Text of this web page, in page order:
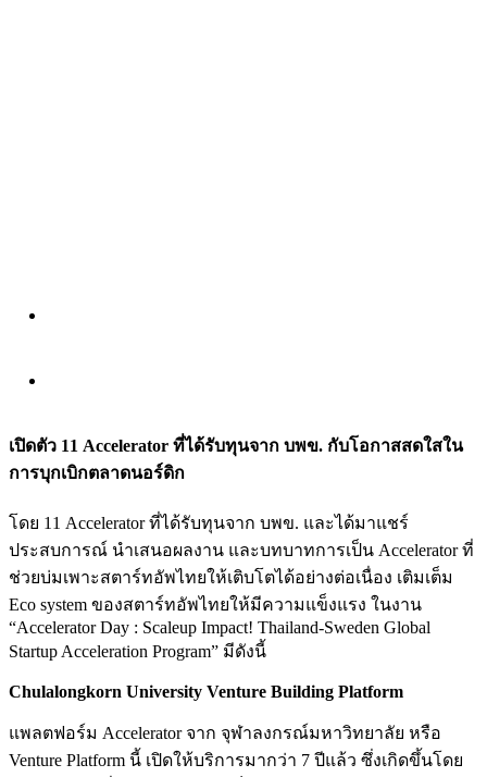
เปิดตัว 11 Accelerator ที่ได้รับทุนจาก บพข. กับโอกาสสดใสใน
การบุกเบิกตลาดนอร์ดิก
โดย 11 Accelerator ที่ได้รับทุนจาก บพข. และได้มาแชร์
ประสบการณ์ นำเสนอผลงาน และบทบาทการเป็น Accelerator ที่
ช่วยบ่มเพาะสตาร์ทอัพไทยให้เติบโตได้อย่างต่อเนื่อง เติมเต็ม
Eco system ของสตาร์ทอัพไทยให้มีความแข็งแรง ในงาน
“Accelerator Day : Scaleup Impact! Thailand-Sweden Global
Startup Acceleration Program” มีดังนี้
Chulalongkorn University Venture Building Platform
แพลตฟอร์ม Accelerator จาก จุฬาลงกรณ์มหาวิทยาลัย หรือ
Venture Platform นี้ เปิดให้บริการมากว่า 7 ปีแล้ว ซึ่งเกิดขึ้นโดย